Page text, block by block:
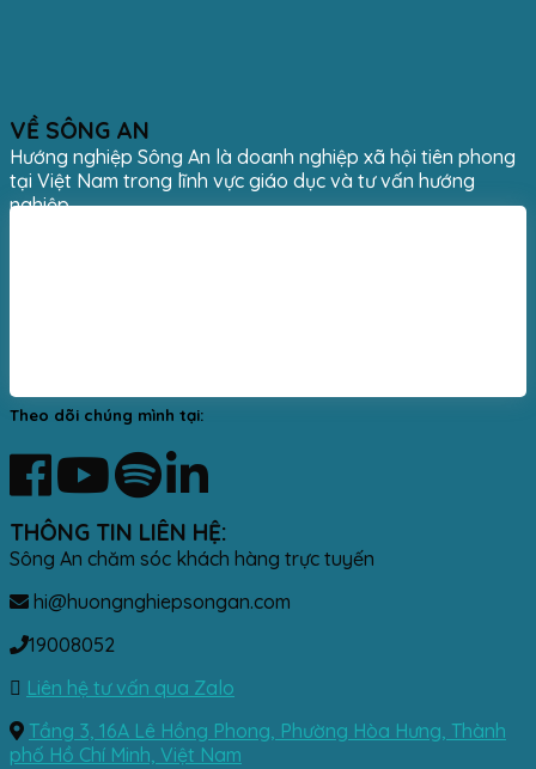
VỀ SÔNG AN
Hướng nghiệp Sông An là doanh nghiệp xã hội tiên phong
tại Việt Nam trong lĩnh vực giáo dục và tư vấn hướng
nghiệp.
Theo dõi chúng mình tại:
THÔNG TIN LIÊN HỆ:
Sông An chăm sóc khách hàng trực tuyến
hi@huongnghiepsongan.com
19008052
Liên hệ tư vấn qua Zalo
Tầng 3, 16A Lê Hồng Phong, Phường Hòa Hưng, Thành
phố Hồ Chí Minh, Việt Nam